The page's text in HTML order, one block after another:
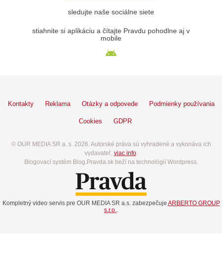
sledujte naše sociálne siete
stiahnite si aplikáciu a čítajte Pravdu pohodlne aj v
mobile
Kontakty Reklama Otázky a odpovede Podmienky používania
Cookies GDPR
© OUR MEDIA SR a. s. 2026. Autorské práva sú vyhradené a vykonáva ich
vydavateľ, viac info.
Blogovací systém Blog.Pravda.sk beží na technológií Wordpress.
Kompletný video servis pre OUR MEDIA SR a.s. zabezpečuje ARBERTO GROUP
s.r.o..